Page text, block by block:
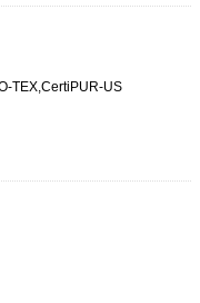
TEX,CertiPUR-US